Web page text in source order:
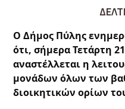
Ο Δήμος Πύλης
ότι, σήμερα Τετάρτη
αναστέλλεται η
μονάδων όλων των
διοικητικών ορίων